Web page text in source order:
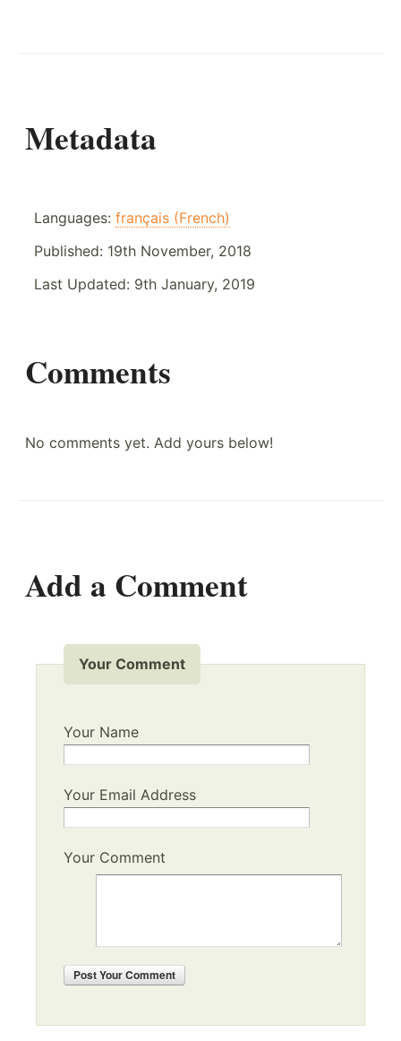
Metadata
Languages: français (French)
Published: 19th November, 2018
Last Updated: 9th January, 2019
Comments
No comments yet. Add yours below!
Add a Comment
Your Comment
Your Name
Your Email Address
Your Comment
PostYour Comment